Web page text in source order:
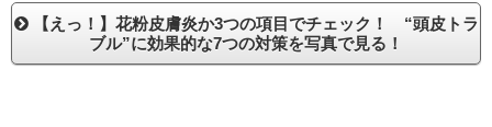
【えっ！】花粉皮膚炎か3つの項目でチェック！ “頭皮トラ
ブル”に効果的な7つの対策を写真で見る！